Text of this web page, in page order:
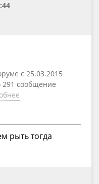
с 25.03.2015
291 сообщение
рыть тогда